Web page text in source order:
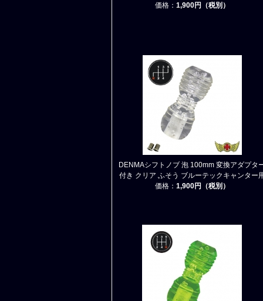
価格： 1,900円（税別）
DENMAシフトノブ 泡 100mm 変換アダプタ
付き クリア ふそう ブルーテックキャンター
価格： 1,900円（税別）